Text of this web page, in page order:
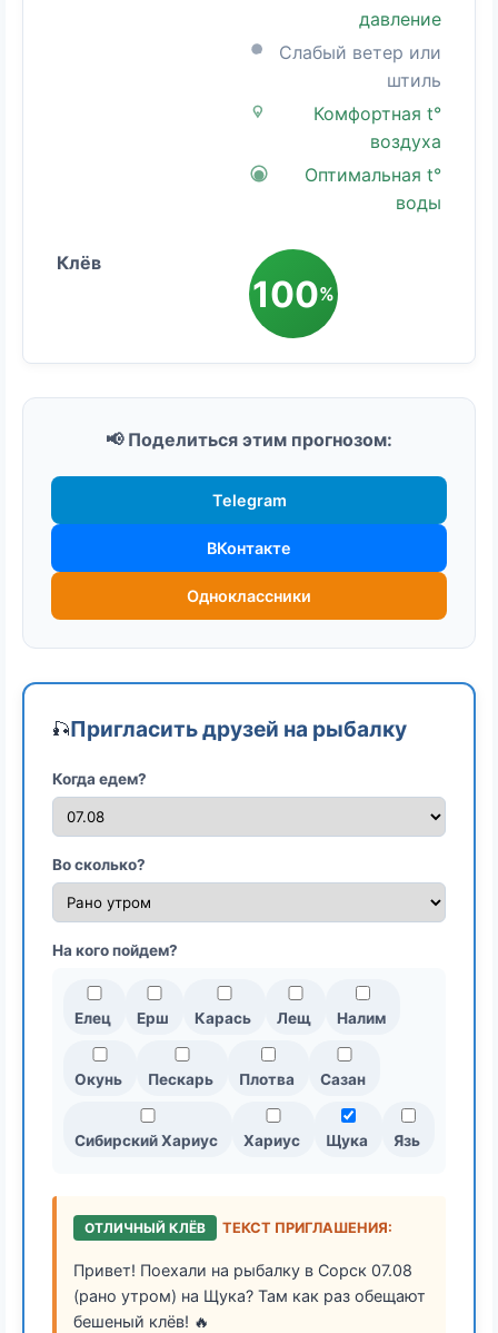
давление
Слабый ветер или
штиль
Комфортная t°
воздуха
Оптимальная t°
воды
100%
📢 Поделиться этим прогнозом:
Telegram
ВКонтакте
Одноклассники
🎣Пригласить друзей на рыбалку
Когда едем?
Во сколько?
На кого пойдем?
Елец Ерш Карась Лещ Налим
Окунь Пескарь Плотва Сазан
Сибирский Хариус Хариус Щука Язь
ОТЛИЧНЫЙ КЛЁВ ТЕКСТ ПРИГЛАШЕНИЯ:
Привет! Поехали на рыбалку в Сорск 07.08
(рано утром) на Щука? Там как раз обещают
бешеный клёв! 🔥